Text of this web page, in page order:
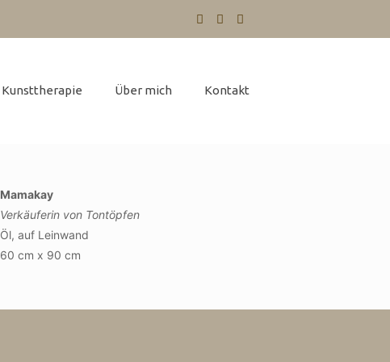
Kunsttherapie Über mich Kontakt
Mamakay
Verkäuferin von Tontöpfen
Öl, auf Leinwand
60 cm x 90 cm